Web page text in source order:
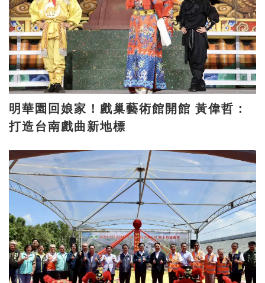
明華園回娘家！戲巢藝術館開館 黃偉哲：
打造台南戲曲新地標